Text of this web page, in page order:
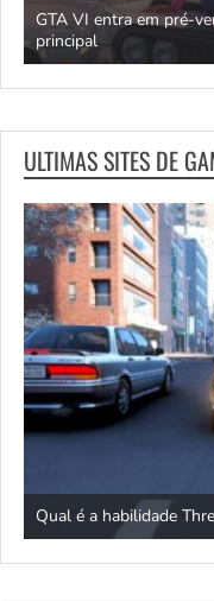
GTA VI entra em pré-
principal
ULTIMAS SITES DE
Qual é a habilidade